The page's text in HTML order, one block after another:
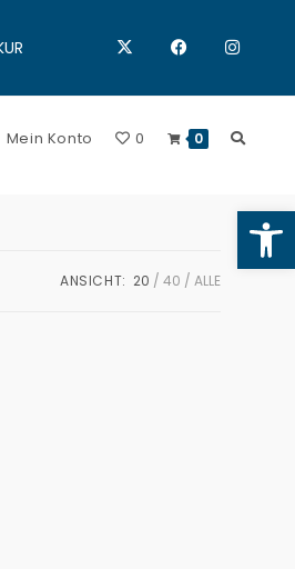
Mein Konto 0 0
ANSICHT: 20 40 ALLE